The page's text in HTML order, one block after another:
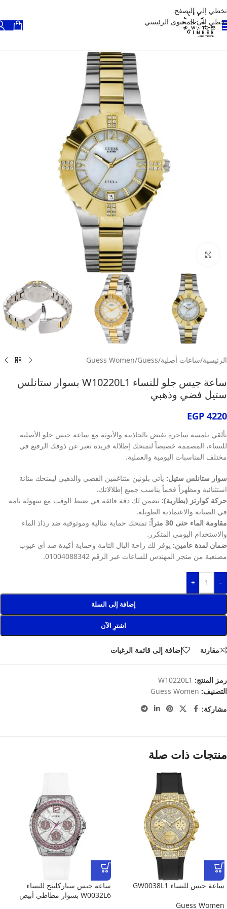
تخطي إلى التصفح
تخطي إلى المحتوى الرئيسي
الرئيسية/ساعات أصلية/
Guess
/
Guess Women
ساعة جيس جلو للنساء W10220L1 بسوار ستانلس
ستيل فضي وذهبي
EGP 4220
تألقي بلمسة ساحرة تفيض بالجاذبية والأنوثة مع ساعة جيس جلو الأصلية
للنساء، المصممة خصيصاً لتمنحك إطلالة فريدة تعبر عن ذوقك الرفيع في
مختلف المناسبات اليومية والعملية.
سوار ستانلس ستيل: يأتي بلونين متناغمين الفضي والذهبي ليمنحك متانة
استثنائية ومظهراً فخماً يناسب جميع إطلالاتك.
حركة كوارتز (بطارية): تضمن لك دقة فائقة في ضبط الوقت مع سهولة تامة
في الصيانة والاعتمادية الطويلة.
مقاومة الماء حتى 30 متراً:
تمنحك حماية مثالية وموثوقية ضد رذاذ الماء
والاستخدام اليومي المتكرر.
ضمان لمدة عامين: يوفر لك راحة البال التامة وحماية أكيدة ضد أي عيوب
مصنعية من متجر المهندس للساعات عبر الرقم 01004088342.
-
+
إضافة إلى السلة
اشترِ الآن
مقارنة إضافة إلى قائمة الرغبات
رمز المنتج: W10220L1
التصنيف: Guess Women
مشاركة:
منتجات ذات صلة
ساعة جيس للنساء GW0038L1
Guess Women
ساعة جيس سباركلينج للنساء
W0032L6 بسوار مطاطي أبيض